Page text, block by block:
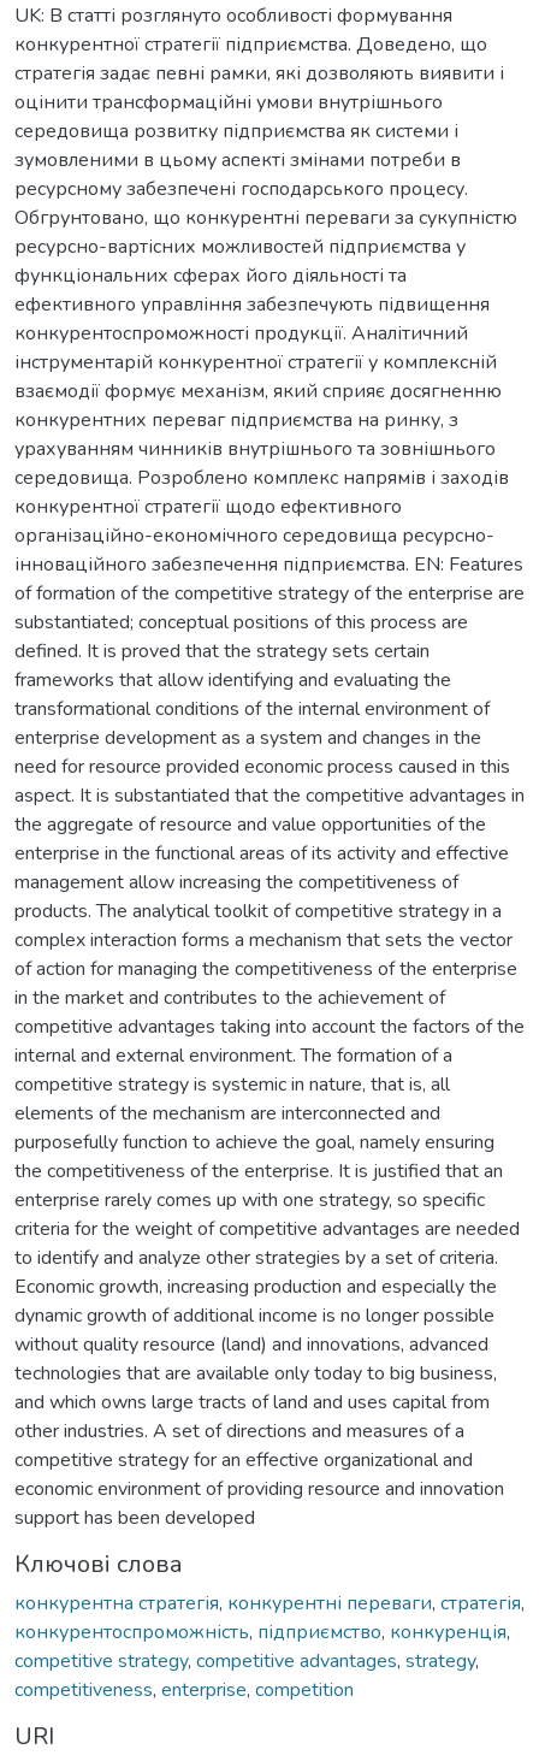
UK: В статті розглянуто особливості формування
конкурентної стратегії підприємства. Доведено, що
стратегія задає певні рамки, які дозволяють виявити і
оцінити трансформаційні умови внутрішнього
середовища розвитку підприємства як системи і
зумовленими в цьому аспекті змінами потреби в
ресурсному забезпечені господарського процесу.
Обгрунтовано, що конкурентні переваги за сукупністю
ресурсно-вартісних можливостей підприємства у
функціональних сферах його діяльності та
ефективного управління забезпечують підвищення
конкурентоспроможності продукції. Аналітичний
інструментарій конкурентної стратегії у комплексній
взаємодії формує механізм, який сприяє досягненню
конкурентних переваг підприємства на ринку, з
урахуванням чинників внутрішнього та зовнішнього
середовища. Розроблено комплекс напрямів і заходів
конкурентної стратегії щодо ефективного
організаційно-економічного середовища ресурсно-
інноваційного забезпечення підприємства. EN: Features
of formation of the competitive strategy of the enterprise are
substantiated; conceptual positions of this process are
defined. It is proved that the strategy sets certain
frameworks that allow identifying and evaluating the
transformational conditions of the internal environment of
enterprise development as a system and changes in the
need for resource provided economic process caused in this
aspect. It is substantiated that the competitive advantages in
the aggregate of resource and value opportunities of the
enterprise in the functional areas of its activity and effective
management allow increasing the competitiveness of
products. The analytical toolkit of competitive strategy in a
complex interaction forms a mechanism that sets the vector
of action for managing the competitiveness of the enterprise
in the market and contributes to the achievement of
competitive advantages taking into account the factors of the
internal and external environment. The formation of a
competitive strategy is systemic in nature, that is, all
elements of the mechanism are interconnected and
purposefully function to achieve the goal, namely ensuring
the competitiveness of the enterprise. It is justified that an
enterprise rarely comes up with one strategy, so specific
criteria for the weight of competitive advantages are needed
to identify and analyze other strategies by a set of criteria.
Economic growth, increasing production and especially the
dynamic growth of additional income is no longer possible
without quality resource (land) and innovations, advanced
technologies that are available only today to big business,
and which owns large tracts of land and uses capital from
other industries. A set of directions and measures of a
competitive strategy for an effective organizational and
economic environment of providing resource and innovation
support has been developed
Ключові слова
конкурентна стратегія, конкурентні переваги, стратегія,
конкурентоспроможність, підприємство, конкуренція,
competitive strategy, competitive advantages, strategy,
competitiveness, enterprise, competition
URI